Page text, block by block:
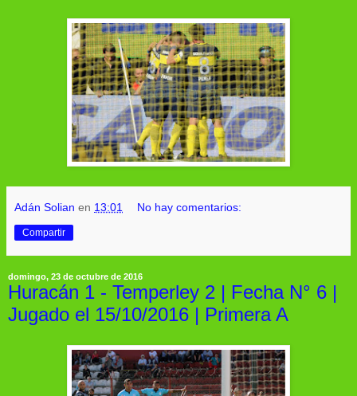
Adán Solian en 13:01 No hay comentarios:
Compartir
domingo, 23 de octubre de 2016
Huracán 1 - Temperley 2 | Fecha N° 6 |
Jugado el 15/10/2016 | Primera A